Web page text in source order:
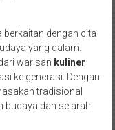
dengan cita
yang dalam.
warisan kuliner
ke generasi. Dengan
tradisional
budaya dan sejarah